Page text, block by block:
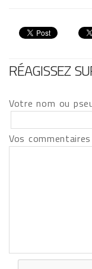
RÉAGISSEZ
Votre nom ou
Vos